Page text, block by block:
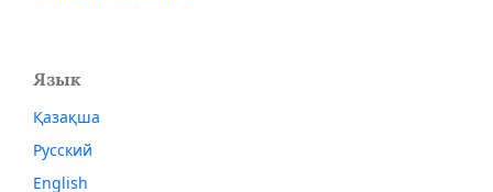
Язык
Қазақша
Русский
English